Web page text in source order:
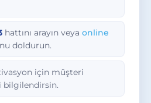
hattını arayın veya online
doldurun.
için müşteri
bilgilendirsin.